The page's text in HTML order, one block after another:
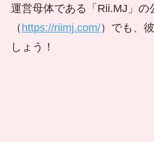
運営母体である「Rii.MJ」の
（ https://riimj.com/）でも、
しょう！